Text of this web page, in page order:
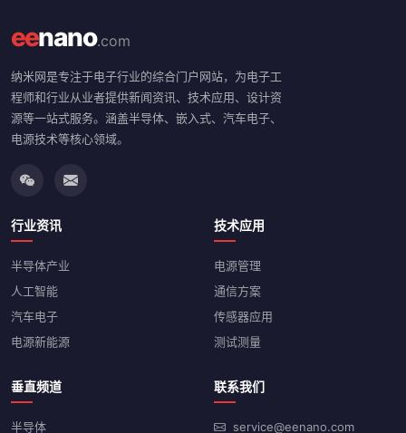
eenano.com
纳米网是专注于电子行业的综合门户网站，为电子工
程师和行业从业者提供新闻资讯、技术应用、设计资
源等一站式服务。涵盖半导体、嵌入式、汽车电子、
电源技术等核心领域。
行业资讯
半导体产业
人工智能
汽车电子
电源新能源
技术应用
电源管理
通信方案
传感器应用
测试测量
垂直频道
半导体
联系我们
service@eenano.com